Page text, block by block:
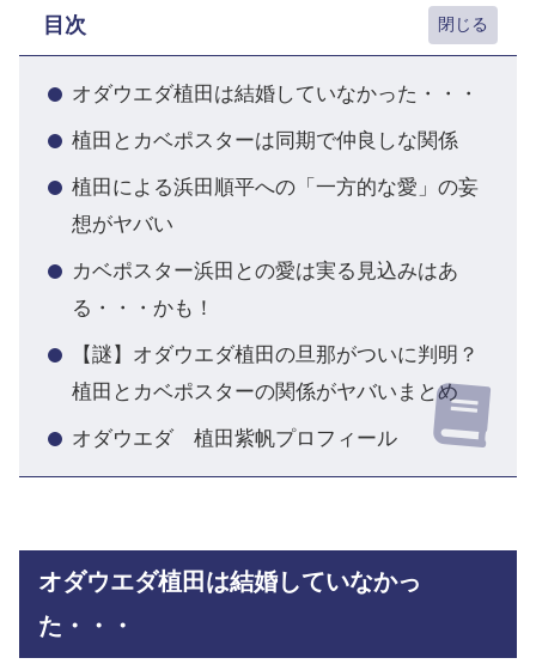
目次
オダウエダ植田は結婚していなかった・・・
植田とカベポスターは同期で仲良しな関係
植田による浜田順平への「一方的な愛」の妄
想がヤバい
カベポスター浜田との愛は実る見込みはあ
る・・・かも！
【謎】オダウエダ植田の旦那がついに判明？
植田とカベポスターの関係がヤバいまとめ
オダウエダ 植田紫帆プロフィール
オダウエダ植田は結婚していなかっ
た・・・